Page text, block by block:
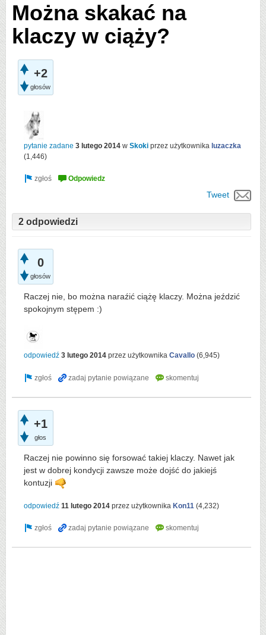
Można skakać na
klaczy w ciąży?
+2
głosów
pytanie zadane 3 lutego 2014 w Skoki przez użytkownika luzaczka
(1,446)
Tweet
2 odpowiedzi
0
głosów
Raczej nie, bo można naraźić ciążę klaczy. Można jeździć
spokojnym stępem :)
odpowiedź 3 lutego 2014 przez użytkownika Cavallo (6,945)
+1
głos
Raczej nie powinno się forsować takiej klaczy. Nawet jak
jest w dobrej kondycji zawsze może dojść do jakiejś
kontuzji
odpowiedź 11 lutego 2014 przez użytkownika Kon11 (4,232)